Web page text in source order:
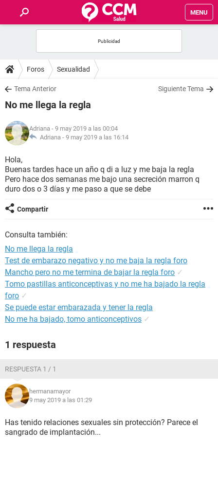
MENU
FOROS
SALUD
NUTRICIÓN
BIENESTAR
SEXUALIDAD
GLOSARIO
Foros Sexualidad
Tema Anterior Siguiente Tema
No me llega la regla
Adriana - 9 may 2019 a las 00:04
Adriana - 9 may 2019 a las 16:14
Hola,
Buenas tardes hace un año q di a luz y me baja la regla
Pero hace dos semanas me bajo una secreción marron q
duro dos o 3 días y me paso a que se debe
Compartir
Consulta también:
No me llega la regla
Test de embarazo negativo y no me baja la regla foro
Mancho pero no me termina de bajar la regla foro ✓
Tomo pastillas anticonceptivas y no me ha bajado la regla
foro ✓
Se puede estar embarazada y tener la regla
No me ha bajado, tomo anticonceptivos ✓
1 respuesta
RESPUESTA 1 / 1
hermanamayor
9 may 2019 a las 01:29
Has tenido relaciones sexuales sin protección? Parece el
sangrado de implantación...